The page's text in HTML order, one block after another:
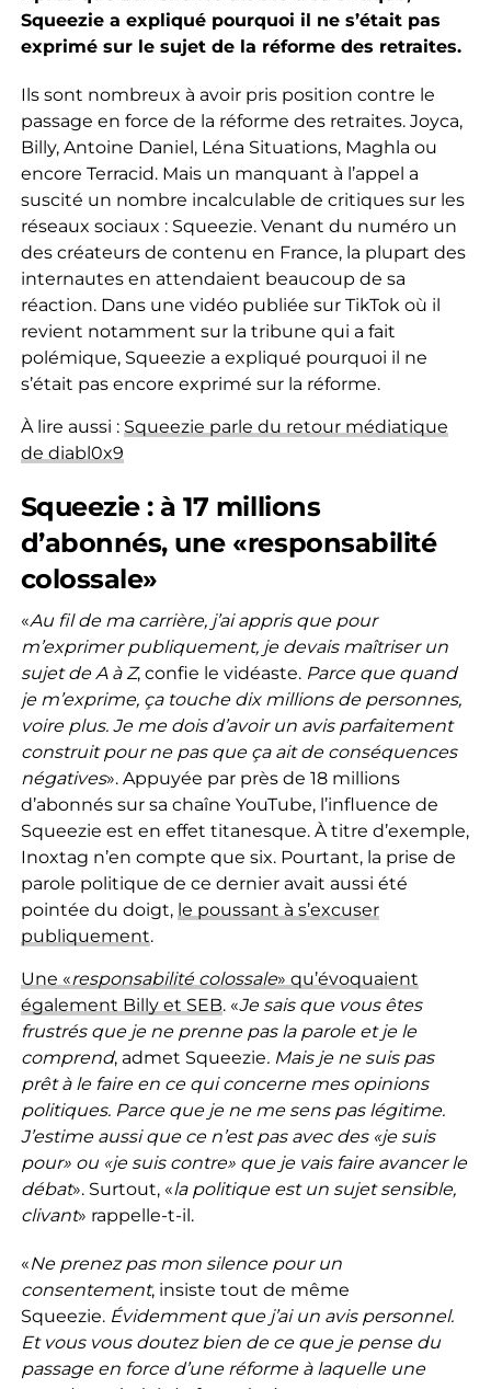
Squeezie a expliqué pourquoi il ne s’était pas
exprimé sur le sujet de la réforme des retraites.
Ils sont nombreux à avoir pris position contre le
passage en force de la réforme des retraites. Joyca,
Billy, Antoine Daniel, Léna Situations, Maghla ou
encore Terracid. Mais un manquant à l’appel a
suscité un nombre incalculable de critiques sur les
réseaux sociaux : Squeezie. Venant du numéro un
des créateurs de contenu en France, la plupart des
internautes en attendaient beaucoup de sa
réaction. Dans une vidéo publiée sur TikTok où il
revient notamment sur la tribune qui a fait
polémique, Squeezie a expliqué pourquoi il ne
s’était pas encore exprimé sur la réforme.
À lire aussi : Squeezie parle du retour médiatique
de diabl0x9
Squeezie : à 17 millions
d’abonnés, une «responsabilité
colossale»
«Au fil de ma carrière, j’ai appris que pour
m’exprimer publiquement, je devais maîtriser un
sujet de A à Z, confie le vidéaste. Parce que quand
je m’exprime, ça touche dix millions de personnes,
voire plus. Je me dois d’avoir un avis parfaitement
construit pour ne pas que ça ait de conséquences
négatives». Appuyée par près de 18 millions
d’abonnés sur sa chaîne YouTube, l’influence de
Squeezie est en effet titanesque. À titre d’exemple,
Inoxtag n’en compte que six. Pourtant, la prise de
parole politique de ce dernier avait aussi été
pointée du doigt, le poussant à s’excuser
publiquement.
Une «responsabilité colossale» qu’évoquaient
également Billy et SEB. «Je sais que vous êtes
frustrés que je ne prenne pas la parole et je le
comprend, admet Squeezie. Mais je ne suis pas
prêt à le faire en ce qui concerne mes opinions
politiques. Parce que je ne me sens pas légitime.
J’estime aussi que ce n’est pas avec des «je suis
pour» ou «je suis contre» que je vais faire avancer le
débat». Surtout, «la politique est un sujet sensible,
clivant» rappelle-t-il.
«Ne prenez pas mon silence pour un
consentement, insiste tout de même
Squeezie. Évidemment que j’ai un avis personnel.
Et vous vous doutez bien de ce que je pense du
passage en force d’une réforme à laquelle une